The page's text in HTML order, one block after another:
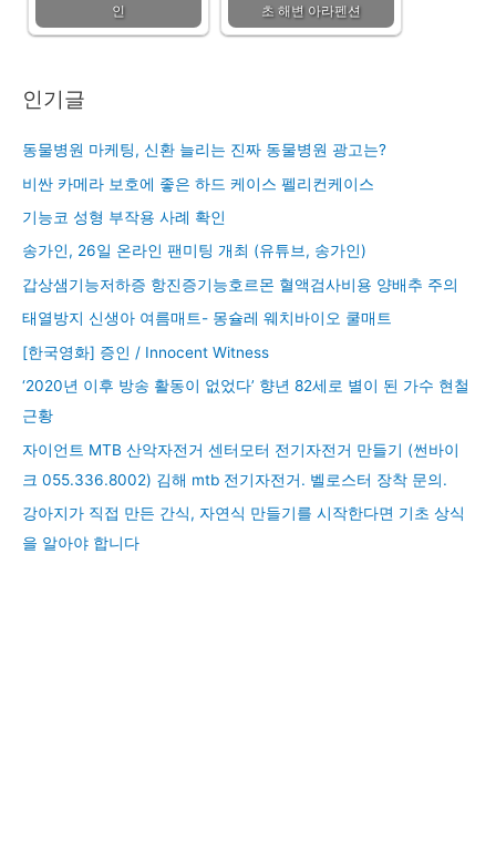
인
초 해변 아라펜션
인기글
동물병원 마케팅, 신환 늘리는 진짜 동물병원 광고는?
비싼 카메라 보호에 좋은 하드 케이스 펠리컨케이스
기능코 성형 부작용 사례 확인
송가인, 26일 온라인 팬미팅 개최 (유튜브, 송가인)
갑상샘기능저하증 항진증기능호르몬 혈액검사비용 양배추 주의
태열방지 신생아 여름매트- 몽슐레 웨치바이오 쿨매트
[한국영화] 증인 / Innocent Witness
‘2020년 이후 방송 활동이 없었다’ 향년 82세로 별이 된 가수 현철
근황
자이언트 MTB 산악자전거 센터모터 전기자전거 만들기 (썬바이
크 055.336.8002) 김해 mtb 전기자전거. 벨로스터 장착 문의.
강아지가 직접 만든 간식, 자연식 만들기를 시작한다면 기초 상식
을 알아야 합니다